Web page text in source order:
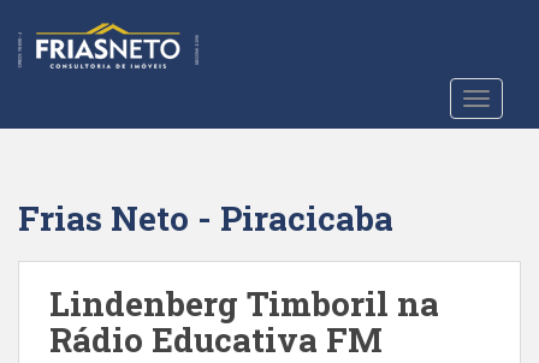
t
Frias Neto - Piracicaba
Lindenberg Timboril na
Rádio Educativa FM